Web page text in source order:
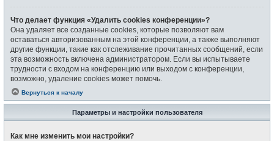
Что делает функция «Удалить cookies конференции»?
Она удаляет все созданные cookies, которые позволяют вам
оставаться авторизованным на этой конференции, а также выполняют
другие функции, такие как отслеживание прочитанных сообщений, если
эта возможность включена администратором. Если вы испытываете
трудности с входом на конференцию или выходом с конференции,
возможно, удаление cookies может помочь.
Вернуться к началу
Параметры и настройки пользователя
Как мне изменить мои настройки?